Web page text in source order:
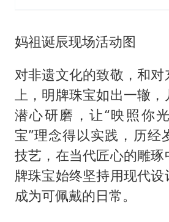
妈祖诞辰现场活动图
对非遗文化的致敬，和
上，明牌珠宝如出一辙
潜心研磨，让“映照你
宝”理念得以实践，历经
技艺，在当代匠心的雕琢
牌珠宝始终坚持用现代
成为可佩戴的日常。